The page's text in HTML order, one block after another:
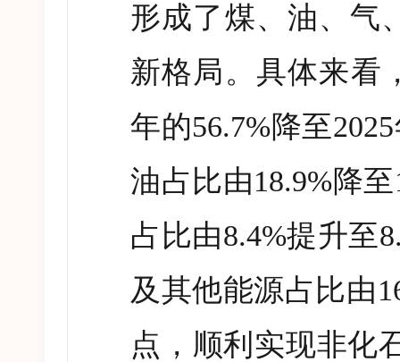
形成了煤、油、气
新格局。具体来看
年的56.7%降至2025
油占比由18.9%降至
占比由8.4%提升至
及其他能源占比由
点，顺利实现非化